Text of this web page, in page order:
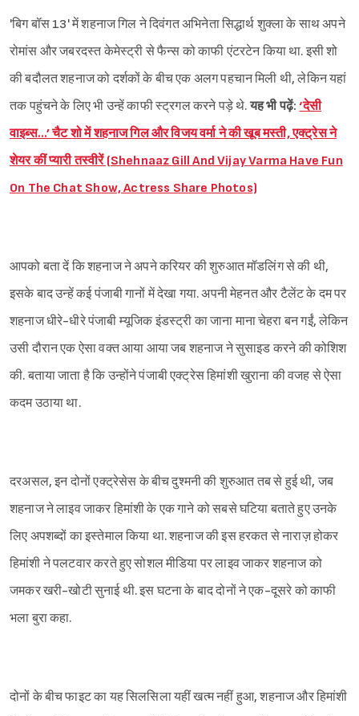
Sign in
'बिग बॉस 13' में शहनाज गिल ने दिवंगत अभिनेता सिद्धार्थ शुक्ला के साथ अपने
रोमांस और जबरदस्त केमेस्ट्री से फैन्स को काफी एंटरटेन किया था. इसी शो
की बदौलत शहनाज को दर्शकों के बीच एक अलग पहचान मिली थी, लेकिन यहां
तक पहुंचने के लिए भी उन्हें काफी स्ट्रगल करने पड़े थे.यह भी पढ़ें: ‘देसी
वाइब्स…’ चैट शो में शहनाज गिल और विजय वर्मा ने की खूब मस्ती, एक्ट्रेस ने
शेयर कीं प्यारी तस्वीरें (Shehnaaz Gill And Vijay Varma Have Fun
On The Chat Show, Actress Share Photos)
आपको बता दें कि शहनाज ने अपने करियर की शुरुआत मॉडलिंग से की थी,
इसके बाद उन्हें कई पंजाबी गानों में देखा गया. अपनी मेहनत और टैलेंट के दम पर
शहनाज धीरे-धीरे पंजाबी म्यूजिक इंडस्ट्री का जाना माना चेहरा बन गईं, लेकिन
उसी दौरान एक ऐसा वक्त आया आया जब शहनाज ने सुसाइड करने की कोशिश
की. बताया जाता है कि उन्होंने पंजाबी एक्ट्रेस हिमांशी खुराना की वजह से ऐसा
कदम उठाया था.
दरअसल, इन दोनों एक्ट्रेसेस के बीच दुश्मनी की शुरुआत तब से हुई थी, जब
शहनाज ने लाइव जाकर हिमांशी के एक गाने को सबसे घटिया बताते हुए उनके
लिए अपशब्दों का इस्तेमाल किया था. शहनाज की इस हरकत से नाराज़ होकर
हिमांशी ने पलटवार करते हुए सोशल मीडिया पर लाइव जाकर शहनाज को
जमकर खरी-खोटी सुनाई थी. इस घटना के बाद दोनों ने एक-दूसरे को काफी
भला बुरा कहा.
दोनों के बीच फाइट का यह सिलसिला यहीं खत्म नहीं हुआ, शहनाज और हिमांशी